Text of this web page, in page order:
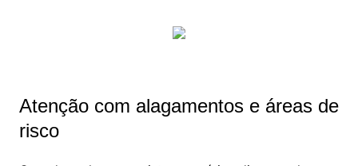
Atenção com alagamentos e áreas de
risco